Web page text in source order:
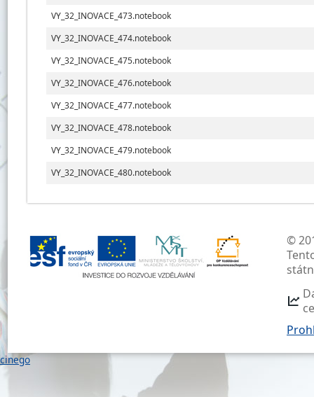
VY_32_INOVACE_473.notebook
VY_32_INOVACE_474.notebook
VY_32_INOVACE_475.notebook
VY_32_INOVACE_476.notebook
VY_32_INOVACE_477.notebook
VY_32_INOVACE_478.notebook
VY_32_INOVACE_479.notebook
VY_32_INOVACE_480.notebook
©
cinego